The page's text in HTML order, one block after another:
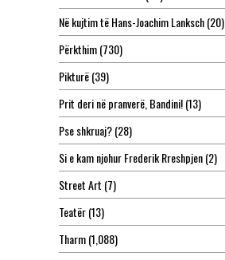
Në kujtim të Hans-Joachim Lanksch(20)
Përkthim(730)
Pikturë(39)
Prit deri në pranverë, Bandini!(13)
Pse shkruaj?(28)
Si e kam njohur Frederik Rreshpjen(2)
Street Art (7)
Teatër(13)
Tharm(1,088)